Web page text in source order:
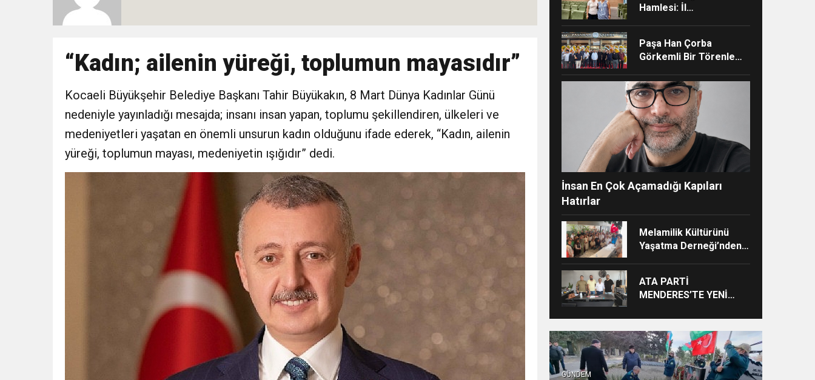
10:02 Gelecek Partisi İzmir Teşkilatı Ankara’da Güç Gösterisi Yaptı
9:33 CHP’li 3 Genç Tutuklandı: Siyasi Saldırının Hedefinde Mehmet Türkmen mi Var?
8:35 Anneler Günü’nde TAMEV ile İyilik ve Dayanışma Buluşması
14:11
Eğitim Camiasının Yakından Tanıdığı İsim: Abdulrezak Kaldan Torbalı Yolunda
“Kadın; ailenin yüreği, toplumun mayasıdır”
Kocaeli Büyükşehir Belediye Başkanı Tahir Büyükakın, 8 Mart Dünya Kadınlar Günü
nedeniyle yayınladığı mesajda; insanı insan yapan, toplumu şekillendiren, ülkeleri ve
medeniyetleri yaşatan en önemli unsurun kadın olduğunu ifade ederek, “Kadın, ailenin
yüreği, toplumun mayası, medeniyetin ışığıdır” dedi.
Hamlesi: İl
adımı
Paşa Han Çorba
Görkemli Bir Törenle
İnsan En Çok Açamadığı Kapıları
Hatırlar
Melamilik Kültürünü
Yaşatma Derneği’nden
Kişinin Lafa Bakılmaz”
ATA PARTİ
MENDERES’TE YENİ
BAŞLADI
GÜNDEM